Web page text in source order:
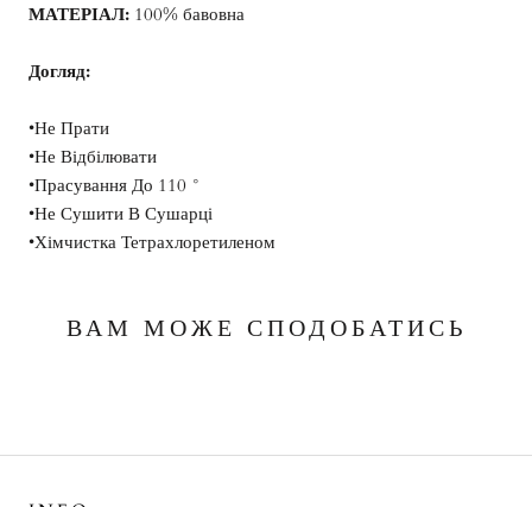
МАТЕРІАЛ: 100% бавовна
Догляд:
•Не Прати
•Не Відбілювати
•Прасування До 110 °
•Не Сушити В Сушарці
•Хімчистка Тетрахлоретиленом
ВАМ МОЖЕ СПОДОБАТИСЬ